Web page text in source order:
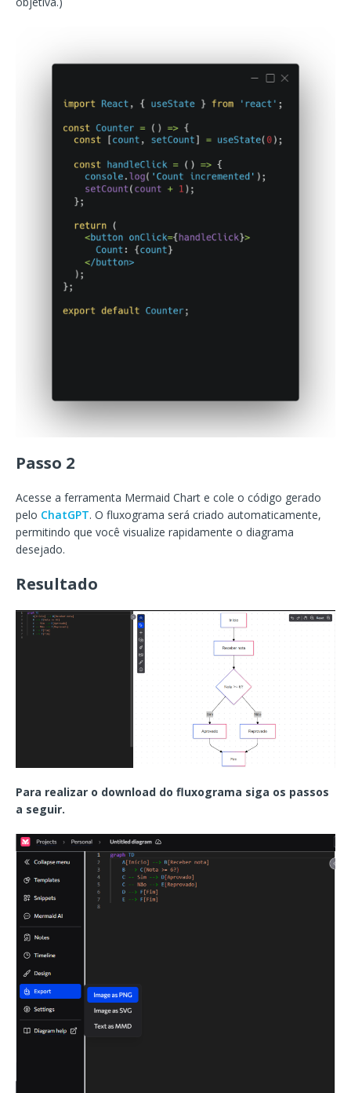
Passo 2
Acesse a ferramenta Mermaid Chart e cole o código gerado
pelo ChatGPT. O fluxograma será criado automaticamente,
permitindo que você visualize rapidamente o diagrama
desejado.
Resultado
Para realizar o download do fluxograma siga os passos
a seguir.